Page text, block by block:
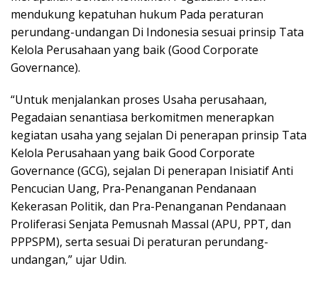
mendukung kepatuhan hukum Pada peraturan
perundang-undangan Di Indonesia sesuai prinsip Tata
Kelola Perusahaan yang baik (Good Corporate
Governance).
“Untuk menjalankan proses Usaha perusahaan,
Pegadaian senantiasa berkomitmen menerapkan
kegiatan usaha yang sejalan Di penerapan prinsip Tata
Kelola Perusahaan yang baik Good Corporate
Governance (GCG), sejalan Di penerapan Inisiatif Anti
Pencucian Uang, Pra-Penanganan Pendanaan
Kekerasan Politik, dan Pra-Penanganan Pendanaan
Proliferasi Senjata Pemusnah Massal (APU, PPT, dan
PPPSPM), serta sesuai Di peraturan perundang-
undangan,” ujar Udin.